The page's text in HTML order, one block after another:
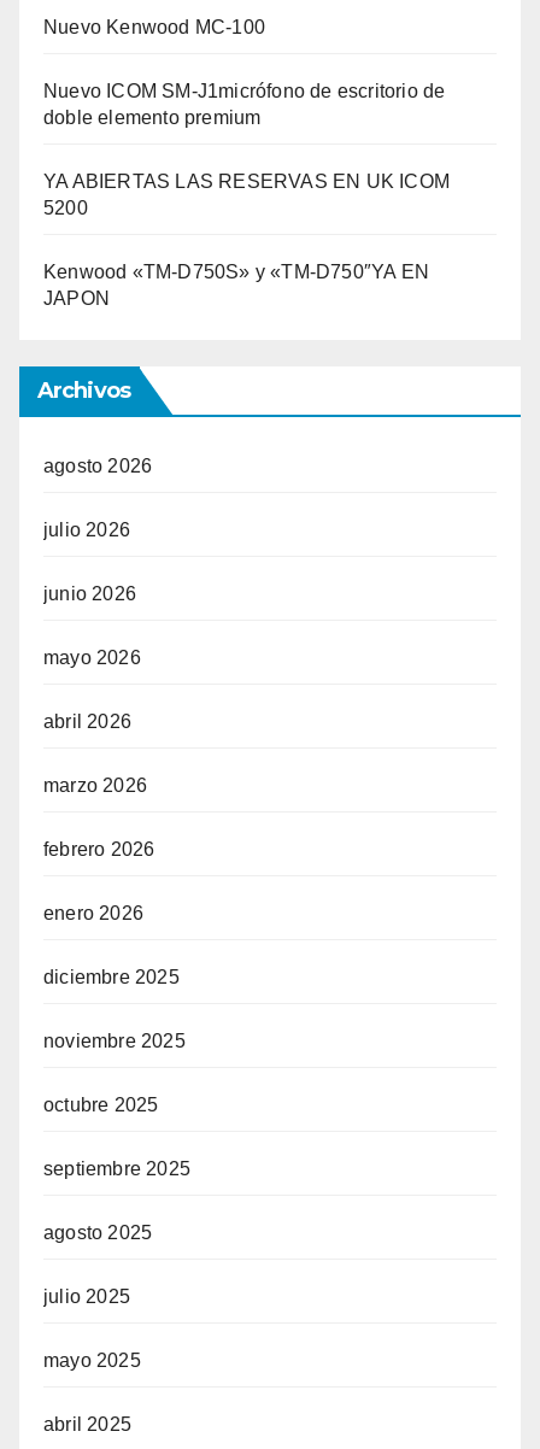
Nuevo Kenwood MC-100
Nuevo ICOM SM-J1micrófono de escritorio de
doble elemento premium
YA ABIERTAS LAS RESERVAS EN UK ICOM
5200
Kenwood «TM-D750S» y «TM-D750″YA EN
JAPON
Archivos
agosto 2026
julio 2026
junio 2026
mayo 2026
abril 2026
marzo 2026
febrero 2026
enero 2026
diciembre 2025
noviembre 2025
octubre 2025
septiembre 2025
agosto 2025
julio 2025
mayo 2025
abril 2025